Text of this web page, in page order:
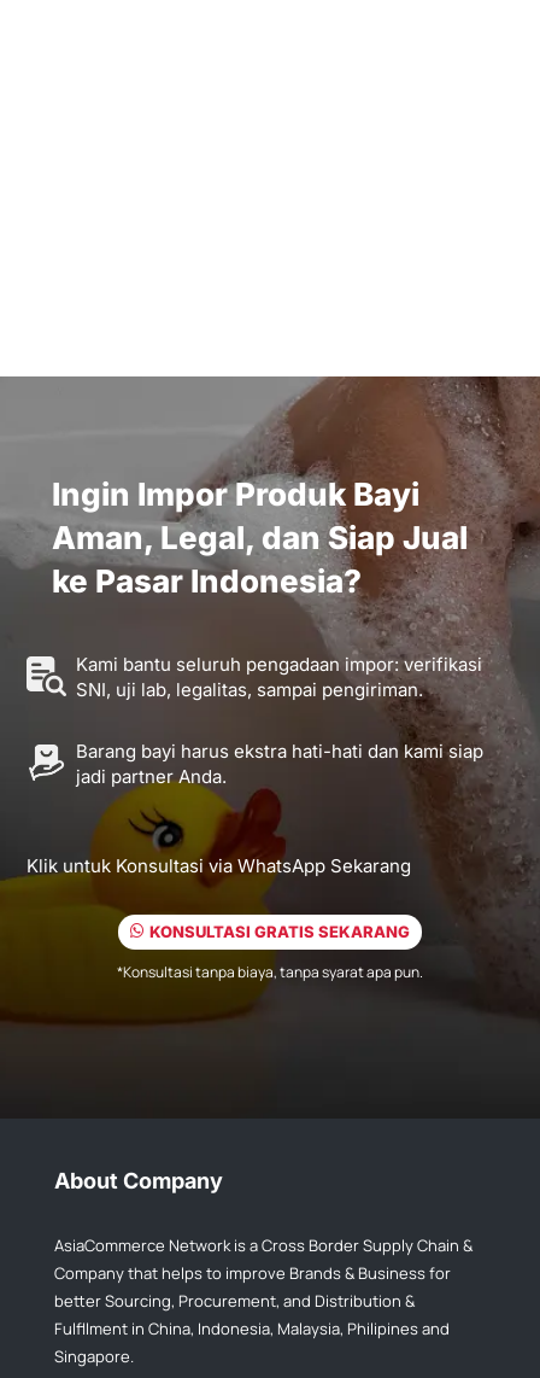
Ingin Impor Produk Bayi
Aman, Legal, dan Siap Jual
ke Pasar Indonesia?
Kami bantu seluruh pengadaan impor: verifikasi
SNI, uji lab, legalitas, sampai pengiriman.
Barang bayi harus ekstra hati-hati dan kami siap
jadi partner Anda.
Klik untuk Konsultasi via WhatsApp Sekarang
KONSULTASI GRATIS SEKARANG
*Konsultasi tanpa biaya, tanpa syarat apa pun.
About Company
AsiaCommerce Network is a Cross Border Supply Chain &
Company that helps to improve Brands & Business for
better Sourcing, Procurement, and Distribution &
Fulfllment in China, Indonesia, Malaysia, Philipines and
Singapore.